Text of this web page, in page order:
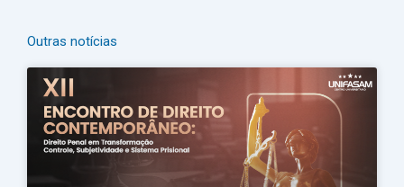
Outras notícias
PáginaPágina
PáginaPáginaPágina